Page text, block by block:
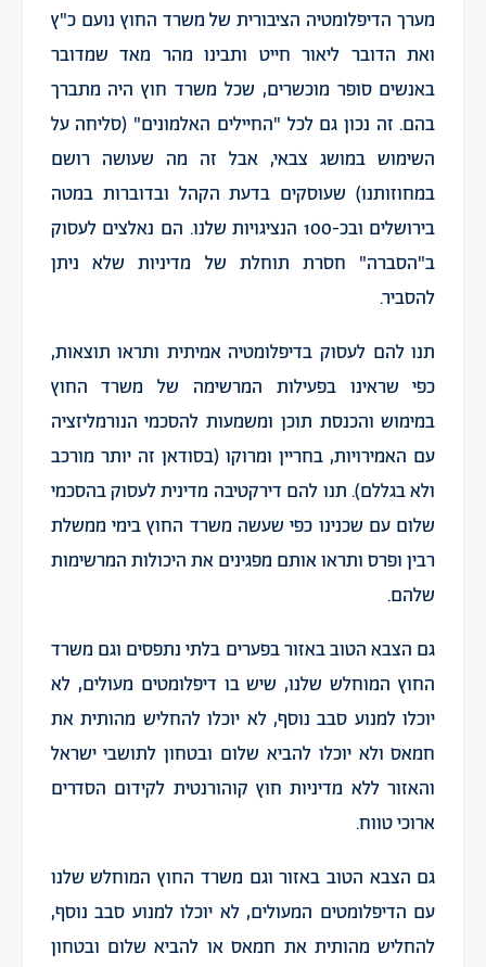
מערך הדיפלומטיה הציבורית של משרד החוץ נועם כ"ץ
ואת הדובר ליאור חייט ותבינו מהר מאד שמדובר
באנשים סופר מוכשרים, שכל משרד חוץ היה מתברך
בהם. זה נכון גם לכל "החיילים האלמונים" (סליחה על
השימוש במושג צבאי, אבל זה מה שעושה רושם
במחוזותנו) שעוסקים בדעת הקהל ובדוברות במטה
בירושלים ובכ-100 הנציגויות שלנו. הם נאלצים לעסוק
ב"הסברה" חסרת תוחלת של מדיניות שלא ניתן
להסביר.
תנו להם לעסוק בדיפלומטיה אמיתית ותראו תוצאות,
כפי שראינו בפעילות המרשימה של משרד החוץ
במימוש והכנסת תוכן ומשמעות להסכמי הנורמליזציה
עם האמירויות, בחריין ומרוקו (בסודאן זה יותר מורכב
ולא בגללם). תנו להם דירקטיבה מדינית לעסוק בהסכמי
שלום עם שכנינו כפי שעשה משרד החוץ בימי ממשלת
רבין ופרס ותראו אותם מפגינים את היכולות המרשימות
שלהם.
גם הצבא הטוב באזור בפערים בלתי נתפסים וגם משרד
החוץ המוחלש שלנו, שיש בו דיפלומטים מעולים, לא
יוכלו למנוע סבב נוסף, לא יוכלו להחליש מהותית את
חמאס ולא יוכלו להביא שלום ובטחון לתושבי ישראל
והאזור ללא מדיניות חוץ קוהורנטית לקידום הסדרים
ארוכי טווח.
גם הצבא הטוב באזור וגם משרד החוץ המוחלש שלנו
עם הדיפלומטים המעולים, לא יוכלו למנוע סבב נוסף,
להחליש מהותית את חמאס או להביא שלום ובטחון